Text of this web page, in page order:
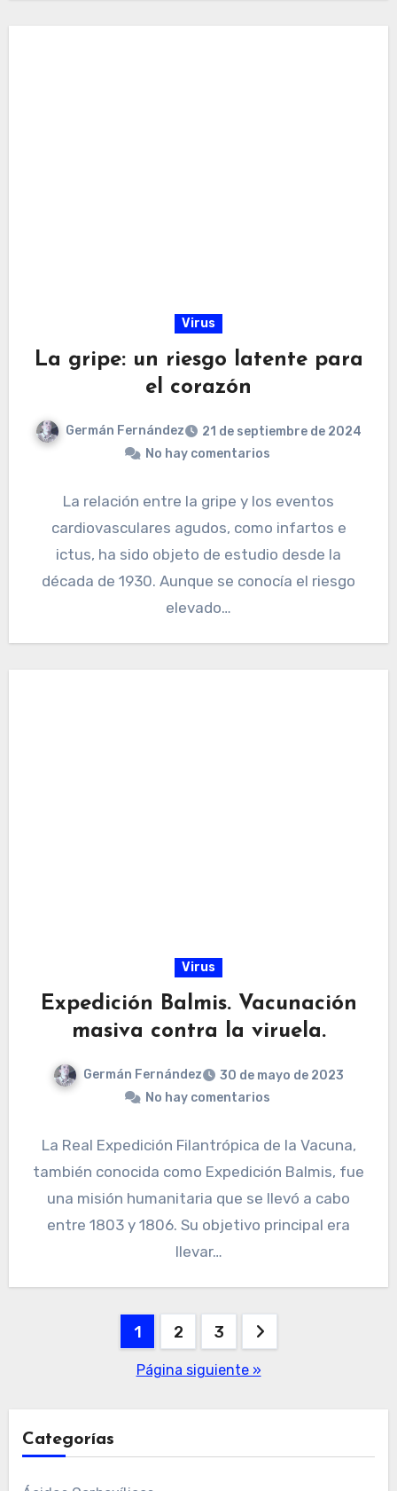
Virus
La gripe: un riesgo latente para
el corazón
Germán Fernández
21 de septiembre de 2024
No hay comentarios
La relación entre la gripe y los eventos
cardiovasculares agudos, como infartos e
ictus, ha sido objeto de estudio desde la
década de 1930. Aunque se conocía el riesgo
elevado…
Virus
Expedición Balmis. Vacunación
masiva contra la viruela.
Germán Fernández
30 de mayo de 2023
No hay comentarios
La Real Expedición Filantrópica de la Vacuna,
también conocida como Expedición Balmis, fue
una misión humanitaria que se llevó a cabo
entre 1803 y 1806. Su objetivo principal era
llevar…
Paginación
1 2 3
Página siguiente »
Categorías